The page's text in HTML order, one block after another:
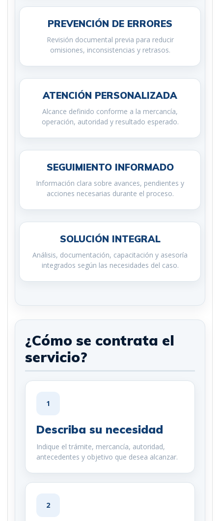
PREVENCIÓN DE ERRORES
Revisión documental previa para reducir
omisiones, inconsistencias y retrasos.
ATENCIÓN PERSONALIZADA
Alcance definido conforme a la mercancía,
operación, autoridad y resultado esperado.
SEGUIMIENTO INFORMADO
Información clara sobre avances, pendientes y
acciones necesarias durante el proceso.
SOLUCIÓN INTEGRAL
Análisis, documentación, capacitación y asesoría
integrados según las necesidades del caso.
¿Cómo se contrata el
servicio?
1
Describa su necesidad
Indique el trámite, mercancía, autoridad,
antecedentes y objetivo que desea alcanzar.
2